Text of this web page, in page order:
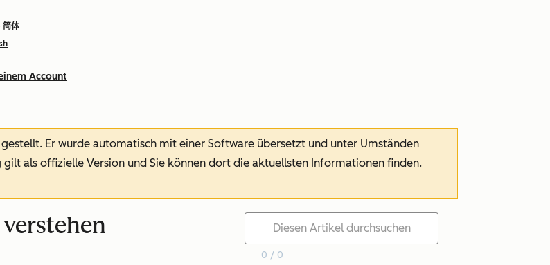
简体
Account
gestellt. Er wurde automatisch mit einer Software übersetzt und unter Umständen
als offizielle Version und Sie können dort die aktuellsten Informationen finden.
0 / 0